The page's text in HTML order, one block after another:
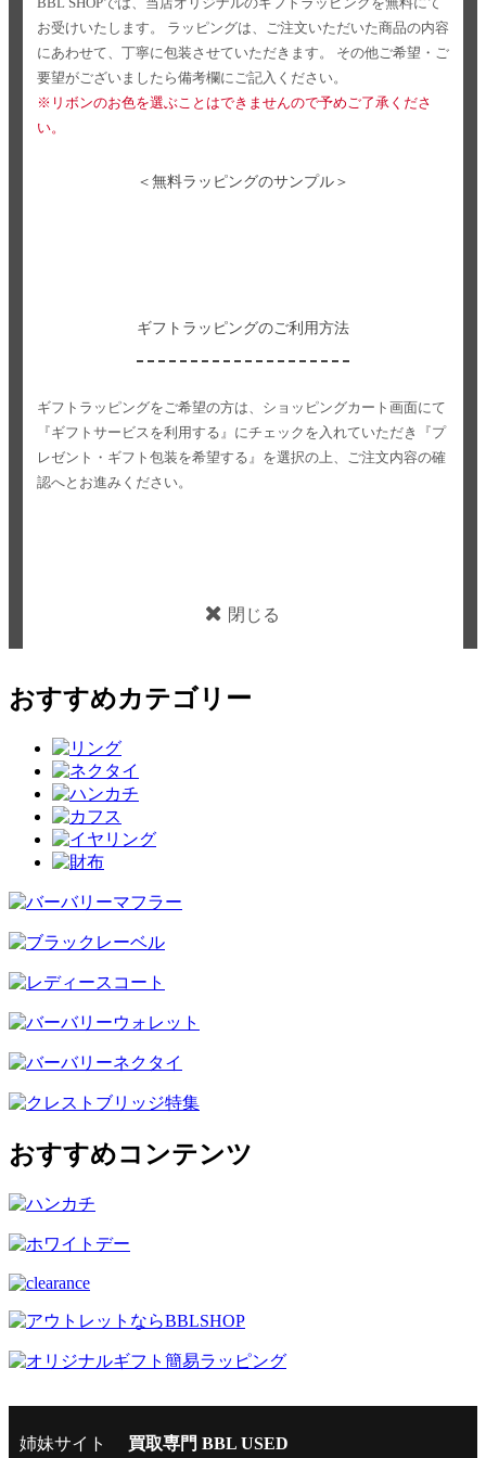
お受けいたします。
ラッピングは、ご注文いただいた商品の内容
にあわせて、丁寧に包装させていただきます。
その他ご希望・ご
要望がございましたら備考欄にご記入ください。
※リボンのお色を選ぶことはできませんので予めご了承くださ
い。
＜無料ラッピングのサンプル＞
ギフトラッピングのご利用方法
ギフトラッピングをご希望の方は、ショッピングカート画面にて
『ギフトサービスを利用する』にチェックを入れていただき
『プ
レゼント・ギフト包装を希望する』を選択の上、ご注文内容の確
認へとお進みください。
閉じる
おすすめカテゴリー
おすすめコンテンツ
姉妹サイト 買取専門 BBL USED